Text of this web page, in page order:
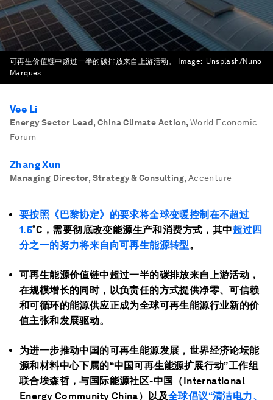
可再生价值链中超过一半的碳排放来自上游活动。 Image: Unsplash/Nuno
Marques
Vee Li
Energy Sector Lead, China Climate Action, World Economic
Forum
Zhang Xun
Managing Director, Strategy & Consulting, Accenture
要按照《巴黎协定》的要求将全球变暖控制在不超过
1.5˚C，需要彻底改变能源生产和消费方式，其中超过四
分之一的努力将来自向可再生能源转型。
可再生能源价值链中超过一半的碳排放来自上游活动，
在规模增长的同时，以负责任的方式提供净零、可信赖
和可循环的能源供应正成为全球可再生能源行业新的价
值主张和发展驱动。
为进一步推动中国的可再生能源发展，世界经济论坛能
源和材料中心下属的“中国可再生能源扩展行动”工作组
联合埃森哲，与国际能源社区-中国（International
Energy Community China）以及全球倡议“清洁电力、